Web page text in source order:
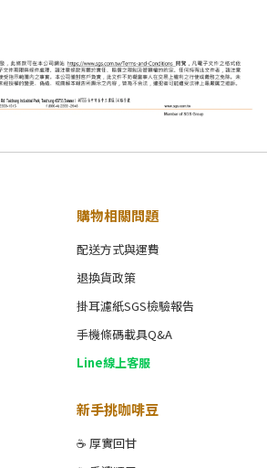
購物相關問題
配送方式與運費
退換貨政策
掛耳濾紙SGS檢驗報告
手機條碼載具Q&A
Line線上客服
新手挑咖啡豆
☕ 厚實回甘